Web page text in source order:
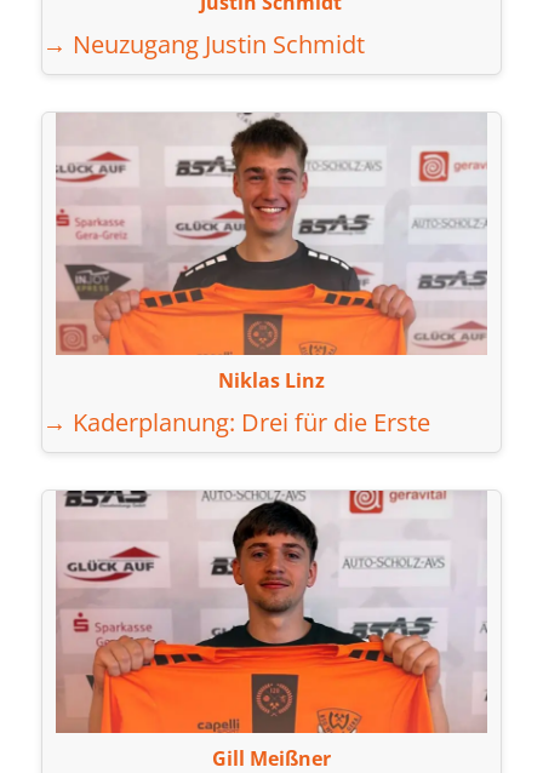
→ Neuzugang Justin Schmidt
Niklas Linz
→ Kaderplanung: Drei für die Erste
Gill Meißner